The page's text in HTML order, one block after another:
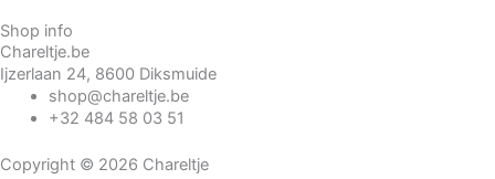
Shop info
Chareltje.be
Ijzerlaan 24, 8600 Diksmuide
shop@chareltje.be
+32 484 58 03 51
Copyright © 2026 Chareltje